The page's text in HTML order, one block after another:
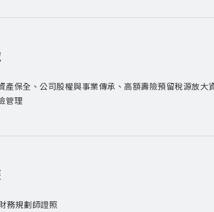
產保全、公司股權與事業傳承、高額壽險預留稅源放
管理
務規劃師證照